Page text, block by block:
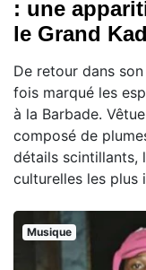
: une
le Grand
De retour dans
fois marqué les
à la Barbade.
composé de
détails scintillants,
culturelles les plus
Musique